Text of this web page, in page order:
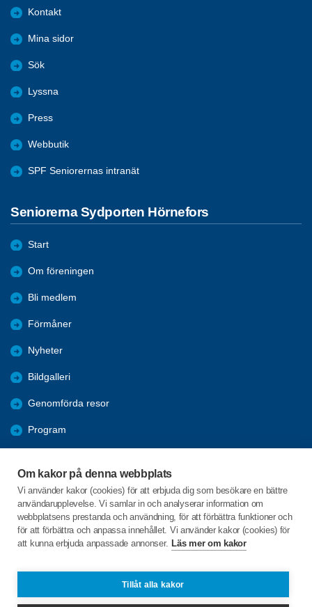
Om kakor på denna webbplats
Vi använder kakor (cookies) för att erbjuda dig som besökare en bättre
användarupplevelse. Vi samlar in och analyserar information om
webbplatsens prestanda och användning, för att förbättra funktioner och
för att förbättra och anpassa innehållet. Vi använder kakor (cookies) för
att kunna erbjuda anpassade annonser. Läs mer om kakor
Tillåt alla kakor
Kontakt
Mina sidor
Sök
Lyssna
Press
Webbutik
SPF Seniorernas intranät
Seniorerna Sydporten Hörnefors
Start
Om föreningen
Bli medlem
Förmåner
Nyheter
Bildgalleri
Genomförda resor
Program
Årsmöten
Hänt i Sydporten
C/o:Christer Fredriksson